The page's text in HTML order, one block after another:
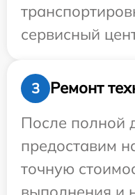
сервисный
3
Ремонт
После полной
предоставим
точную